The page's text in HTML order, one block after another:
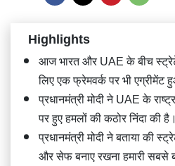
Highlights
आज भारत और UAE के बीच
लिए एक फ्रेमवर्क पर भी एग्रीमेंट
प्रधानमंत्री मोदी ने UAE के
पर हुए हमलों की कठोर निंदा की है।
प्रधानमंत्री मोदी ने बताया की
और सेफ बनाए रखना हमारी सबसे